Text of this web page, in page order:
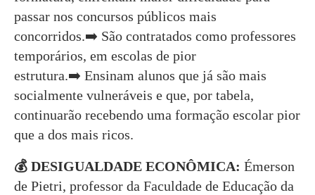
passar nos concursos públicos mais
concorridos.➡️ São contratados como professores
temporários, em escolas de pior
estrutura.➡️ Ensinam alunos que já são mais
socialmente vulneráveis e que, por tabela,
continuarão recebendo uma formação escolar pior
que a dos mais ricos.
💰 DESIGUALDADE ECONÔMICA: Émerson
de Pietri, professor da Faculdade de Educação da